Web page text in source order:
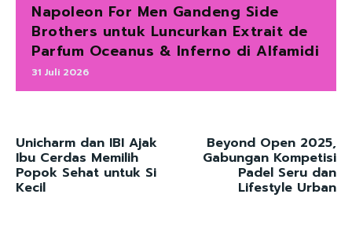
Napoleon For Men Gandeng Side
Brothers untuk Luncurkan Extrait de
Parfum Oceanus & Inferno di Alfamidi
31 Juli 2026
Unicharm dan IBI Ajak
Ibu Cerdas Memilih
Popok Sehat untuk Si
Kecil
Beyond Open 2025,
Gabungan Kompetisi
Padel Seru dan
Lifestyle Urban